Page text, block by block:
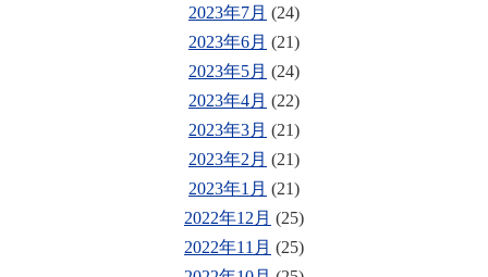
2023年7月 (24)
2023年6月 (21)
2023年5月 (24)
2023年4月 (22)
2023年3月 (21)
2023年2月 (21)
2023年1月 (21)
2022年12月 (25)
2022年11月 (25)